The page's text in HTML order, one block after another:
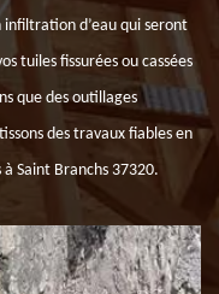
infiltration d’eau qui seront
tuiles fissurées ou cassées
que des outillages
des travaux fiables en
Saint Branchs 37320.